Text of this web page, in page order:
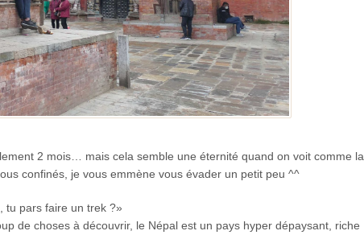
2 mois… mais cela semble une éternité quand on voit comme la
confinés, je vous emmène vous évader un petit peu ^^
tu pars faire un trek ?»
de choses à découvrir, le Népal est un pays hyper dépaysant, riche